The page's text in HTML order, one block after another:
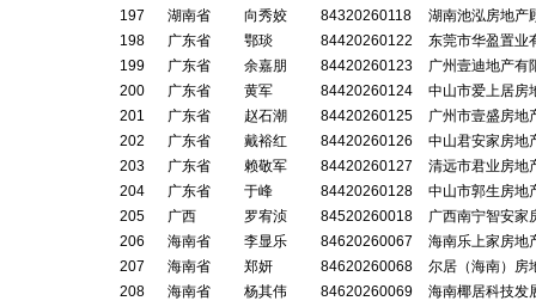
197
湖南省 向秀姣 84320260118
湖南池泓房地产
198
广东省 鄂琰 84420260122
东莞市华盈置业
199
广东省 余嘉朋 84420260123
广州壹迪地产有
200
广东省 黄军 84420260124
中山市爱上居房
201
广东省 赵石潮 84420260125
广州市壹盛房地
202
广东省 戴裕红 84420260126
中山君安家房地
203
广东省 赖敬军 84420260127
清远市君业房地
204
广东省 于峰 84420260128
中山市郭生房地
205
广西 罗宥浈 84520260018
广西南宁智安家
206
海南省 李显乐 84620260067
海南乐上家房地
207
海南省 郑妍 84620260068
尔居（海南）房
208
海南省 杨其伟 84620260069
海南椰居科技发